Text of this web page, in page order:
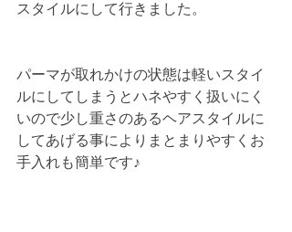
スタイルにして行きました。
パーマが取れかけの状態は軽いスタイ
ルにしてしまうとハネやすく扱いにく
いので少し重さのあるヘアスタイルに
してあげる事によりまとまりやすくお
手入れも簡単です♪